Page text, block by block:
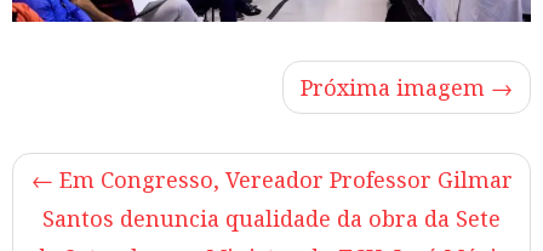
Próxima imagem →
← Em Congresso, Vereador Professor Gilmar
Santos denuncia qualidade da obra da Sete